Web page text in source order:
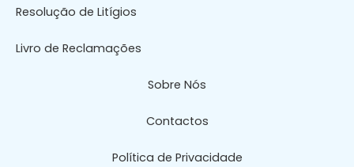
Resolução de Litígios
Livro de Reclamações
Sobre Nós
Contactos
Política de Privacidade